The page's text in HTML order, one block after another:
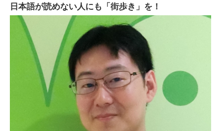
日本語が読めない人にも「街歩き」を！